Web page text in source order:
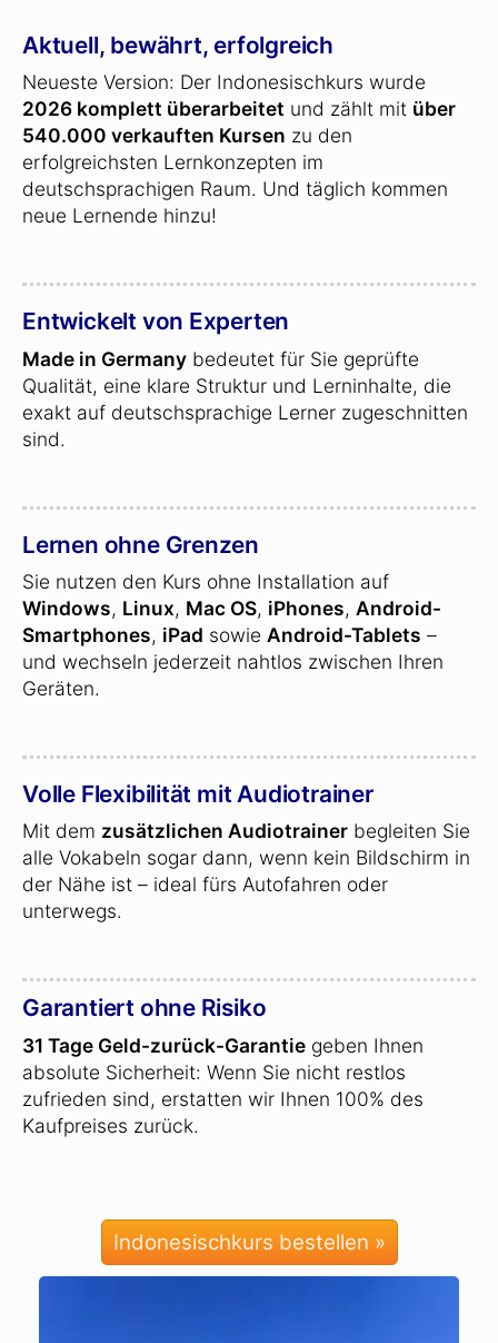
Aktuell, bewährt, erfolgreich
Neueste Version: Der Indonesischkurs wurde
2026 komplett überarbeitet und zählt mit über
540.000 verkauften Kursen zu den
erfolgreichsten Lernkonzepten im
deutschsprachigen Raum. Und täglich kommen
neue Lernende hinzu!
Entwickelt von Experten
Made in Germany bedeutet für Sie geprüfte
Qualität, eine klare Struktur und Lerninhalte, die
exakt auf deutschsprachige Lerner zugeschnitten
sind.
Lernen ohne Grenzen
Sie nutzen den Kurs ohne Installation auf
Windows, Linux, Mac OS, iPhones, Android-
Smartphones, iPad sowie Android-Tablets –
und wechseln jederzeit nahtlos zwischen Ihren
Geräten.
Volle Flexibilität mit Audiotrainer
Mit dem zusätzlichen Audiotrainer begleiten Sie
alle Vokabeln sogar dann, wenn kein Bildschirm in
der Nähe ist – ideal fürs Autofahren oder
unterwegs.
Garantiert ohne Risiko
31 Tage Geld-zurück-Garantie geben Ihnen
absolute Sicherheit: Wenn Sie nicht restlos
zufrieden sind, erstatten wir Ihnen 100% des
Kaufpreises zurück.
Indonesischkurs bestellen »